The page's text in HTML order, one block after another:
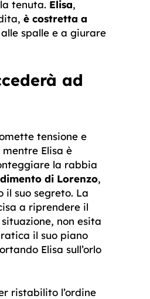
tenuta. Elisa,
è costretta a
alle spalle e a giurare
ad
tensione e
Elisa è
la rabbia
di Lorenzo,
il suo segreto. La
a riprendere il
non esita
il suo piano
Elisa sull’orlo
ristabilito l’ordine